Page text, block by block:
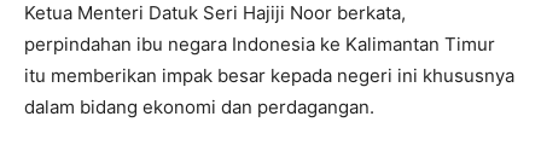
Ketua Menteri Datuk Seri Hajiji Noor berkata,
perpindahan ibu negara Indonesia ke Kalimantan Timur
itu memberikan impak besar kepada negeri ini khususnya
dalam bidang ekonomi dan perdagangan.